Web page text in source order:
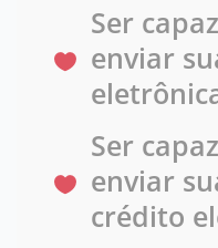
Ser
enviar
Ser
enviar
crédito